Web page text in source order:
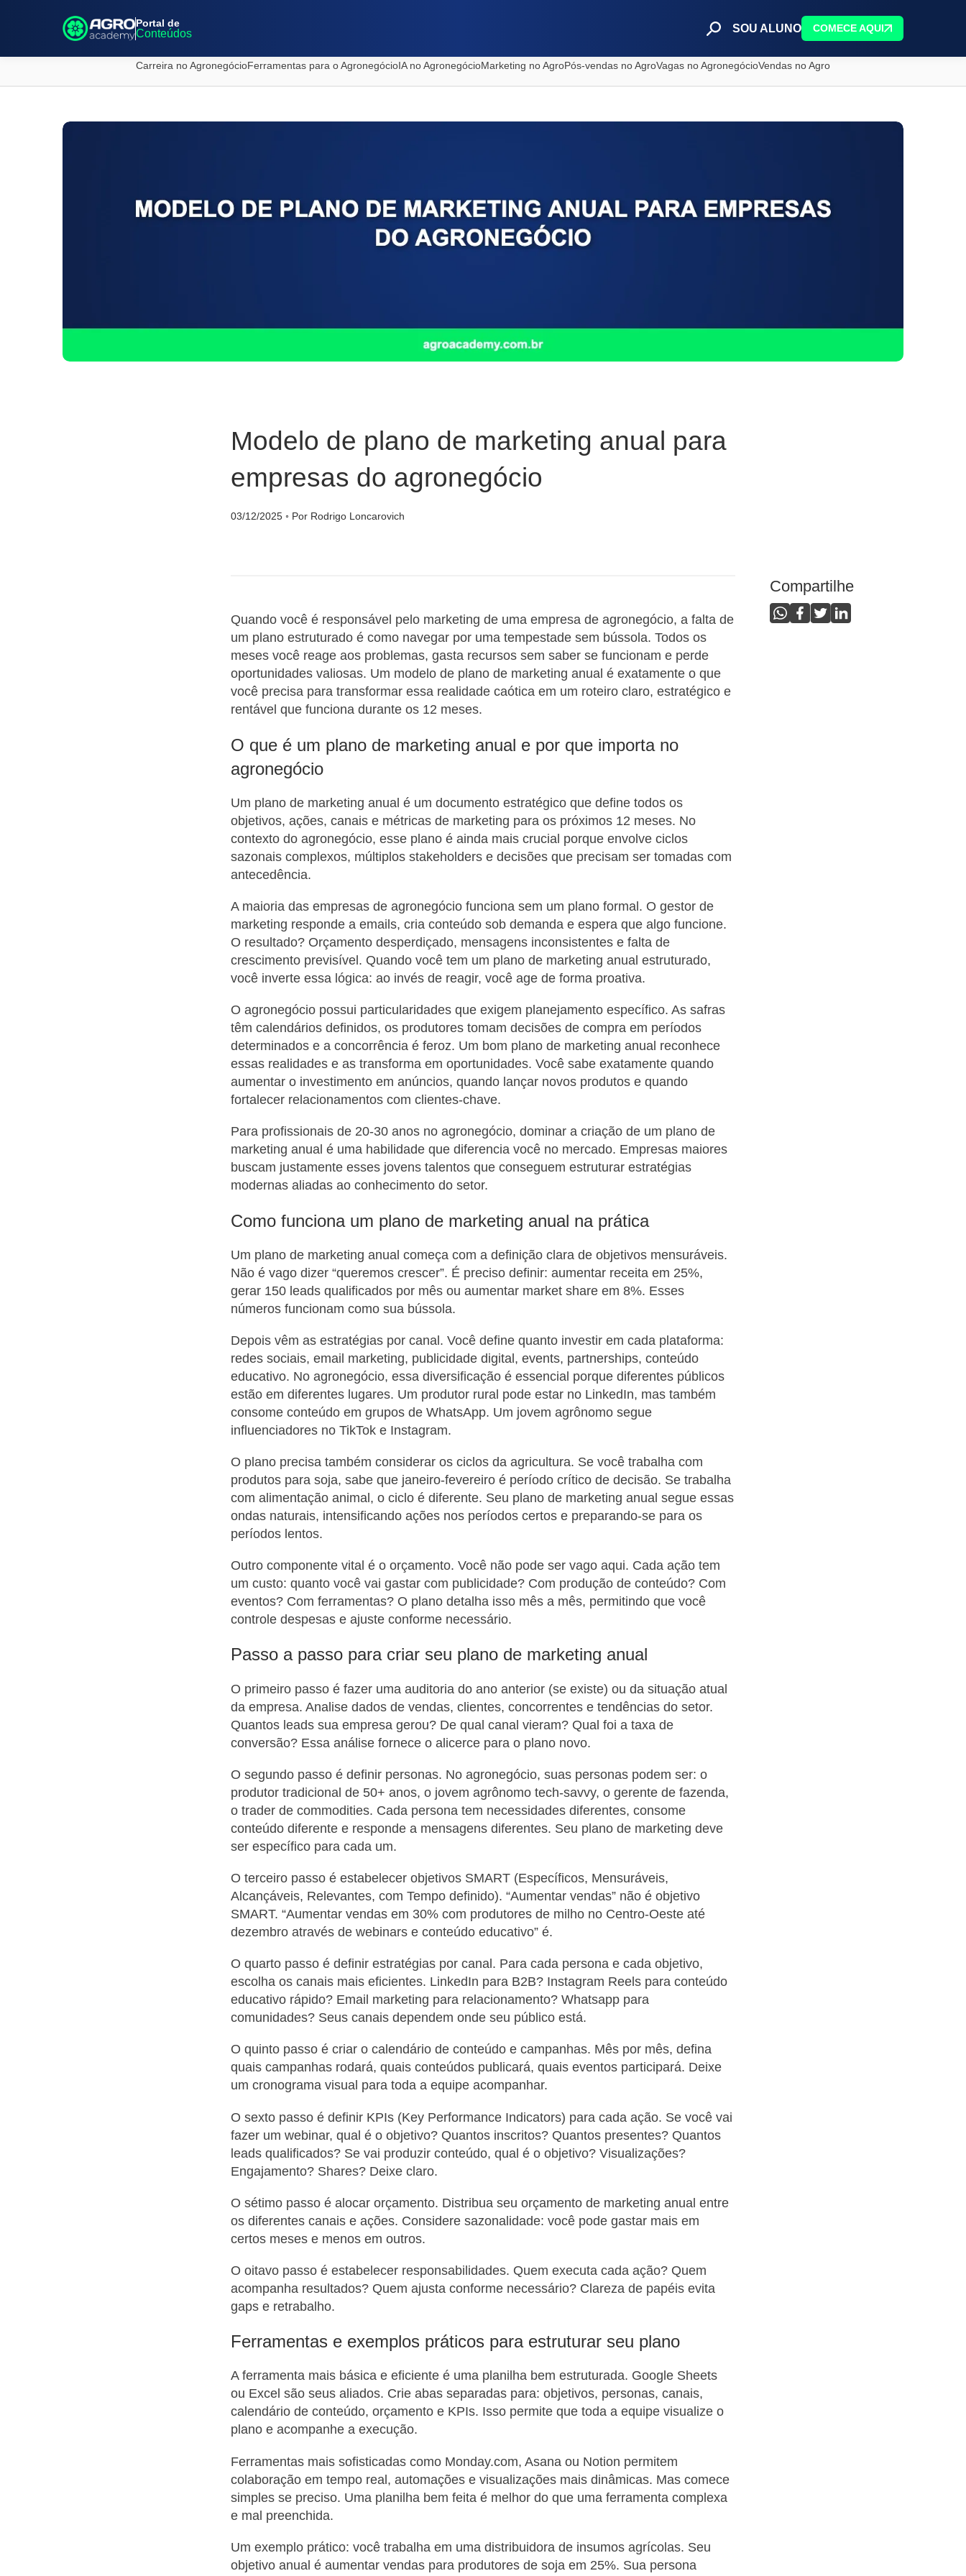
Portal de
Conteúdos SOU ALUNO COMECE AQUI
Carreira no AgronegócioFerramentas para o AgronegócioIA no AgronegócioMarketing no AgroPós-vendas no AgroVagas no AgronegócioVendas no Agro
Modelo de plano de marketing anual para
empresas do agronegócio
03/12/2025 ◦ Por Rodrigo Loncarovich
Quando você é responsável pelo marketing de uma empresa de agronegócio, a falta de
um plano estruturado é como navegar por uma tempestade sem bússola. Todos os
meses você reage aos problemas, gasta recursos sem saber se funcionam e perde
oportunidades valiosas. Um modelo de plano de marketing anual é exatamente o que
você precisa para transformar essa realidade caótica em um roteiro claro, estratégico e
rentável que funciona durante os 12 meses.
O que é um plano de marketing anual e por que importa no
agronegócio
Um plano de marketing anual é um documento estratégico que define todos os
objetivos, ações, canais e métricas de marketing para os próximos 12 meses. No
contexto do agronegócio, esse plano é ainda mais crucial porque envolve ciclos
sazonais complexos, múltiplos stakeholders e decisões que precisam ser tomadas com
antecedência.
A maioria das empresas de agronegócio funciona sem um plano formal. O gestor de
marketing responde a emails, cria conteúdo sob demanda e espera que algo funcione.
O resultado? Orçamento desperdiçado, mensagens inconsistentes e falta de
crescimento previsível. Quando você tem um plano de marketing anual estruturado,
você inverte essa lógica: ao invés de reagir, você age de forma proativa.
O agronegócio possui particularidades que exigem planejamento específico. As safras
têm calendários definidos, os produtores tomam decisões de compra em períodos
determinados e a concorrência é feroz. Um bom plano de marketing anual reconhece
essas realidades e as transforma em oportunidades. Você sabe exatamente quando
aumentar o investimento em anúncios, quando lançar novos produtos e quando
fortalecer relacionamentos com clientes-chave.
Para profissionais de 20-30 anos no agronegócio, dominar a criação de um plano de
marketing anual é uma habilidade que diferencia você no mercado. Empresas maiores
buscam justamente esses jovens talentos que conseguem estruturar estratégias
modernas aliadas ao conhecimento do setor.
Como funciona um plano de marketing anual na prática
Um plano de marketing anual começa com a definição clara de objetivos mensuráveis.
Não é vago dizer “queremos crescer”. É preciso definir: aumentar receita em 25%,
gerar 150 leads qualificados por mês ou aumentar market share em 8%. Esses
números funcionam como sua bússola.
Depois vêm as estratégias por canal. Você define quanto investir em cada plataforma:
redes sociais, email marketing, publicidade digital, events, partnerships, conteúdo
educativo. No agronegócio, essa diversificação é essencial porque diferentes públicos
estão em diferentes lugares. Um produtor rural pode estar no LinkedIn, mas também
consome conteúdo em grupos de WhatsApp. Um jovem agrônomo segue
influenciadores no TikTok e Instagram.
O plano precisa também considerar os ciclos da agricultura. Se você trabalha com
produtos para soja, sabe que janeiro-fevereiro é período crítico de decisão. Se trabalha
com alimentação animal, o ciclo é diferente. Seu plano de marketing anual segue essas
ondas naturais, intensificando ações nos períodos certos e preparando-se para os
períodos lentos.
Outro componente vital é o orçamento. Você não pode ser vago aqui. Cada ação tem
um custo: quanto você vai gastar com publicidade? Com produção de conteúdo? Com
eventos? Com ferramentas? O plano detalha isso mês a mês, permitindo que você
controle despesas e ajuste conforme necessário.
Passo a passo para criar seu plano de marketing anual
O primeiro passo é fazer uma auditoria do ano anterior (se existe) ou da situação atual
da empresa. Analise dados de vendas, clientes, concorrentes e tendências do setor.
Quantos leads sua empresa gerou? De qual canal vieram? Qual foi a taxa de
conversão? Essa análise fornece o alicerce para o plano novo.
O segundo passo é definir personas. No agronegócio, suas personas podem ser: o
produtor tradicional de 50+ anos, o jovem agrônomo tech-savvy, o gerente de fazenda,
o trader de commodities. Cada persona tem necessidades diferentes, consome
conteúdo diferente e responde a mensagens diferentes. Seu plano de marketing deve
ser específico para cada um.
O terceiro passo é estabelecer objetivos SMART (Específicos, Mensuráveis,
Alcançáveis, Relevantes, com Tempo definido). “Aumentar vendas” não é objetivo
SMART. “Aumentar vendas em 30% com produtores de milho no Centro-Oeste até
dezembro através de webinars e conteúdo educativo” é.
O quarto passo é definir estratégias por canal. Para cada persona e cada objetivo,
escolha os canais mais eficientes. LinkedIn para B2B? Instagram Reels para conteúdo
educativo rápido? Email marketing para relacionamento? Whatsapp para
comunidades? Seus canais dependem onde seu público está.
O quinto passo é criar o calendário de conteúdo e campanhas. Mês por mês, defina
quais campanhas rodará, quais conteúdos publicará, quais eventos participará. Deixe
um cronograma visual para toda a equipe acompanhar.
O sexto passo é definir KPIs (Key Performance Indicators) para cada ação. Se você vai
fazer um webinar, qual é o objetivo? Quantos inscritos? Quantos presentes? Quantos
leads qualificados? Se vai produzir conteúdo, qual é o objetivo? Visualizações?
Engajamento? Shares? Deixe claro.
O sétimo passo é alocar orçamento. Distribua seu orçamento de marketing anual entre
os diferentes canais e ações. Considere sazonalidade: você pode gastar mais em
certos meses e menos em outros.
O oitavo passo é estabelecer responsabilidades. Quem executa cada ação? Quem
acompanha resultados? Quem ajusta conforme necessário? Clareza de papéis evita
gaps e retrabalho.
Ferramentas e exemplos práticos para estruturar seu plano
A ferramenta mais básica e eficiente é uma planilha bem estruturada. Google Sheets
ou Excel são seus aliados. Crie abas separadas para: objetivos, personas, canais,
calendário de conteúdo, orçamento e KPIs. Isso permite que toda a equipe visualize o
plano e acompanhe a execução.
Ferramentas mais sofisticadas como Monday.com, Asana ou Notion permitem
colaboração em tempo real, automações e visualizações mais dinâmicas. Mas comece
simples se preciso. Uma planilha bem feita é melhor do que uma ferramenta complexa
e mal preenchida.
Um exemplo prático: você trabalha em uma distribuidora de insumos agrícolas. Seu
objetivo anual é aumentar vendas para produtores de soja em 25%. Sua persona
Compartilhe